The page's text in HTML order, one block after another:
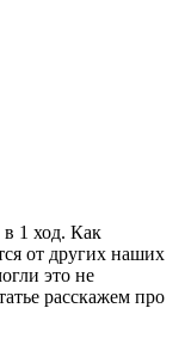
1 ход. Как
от других наших
это не
расскажем про